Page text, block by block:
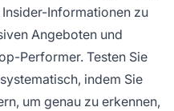
Informationen zu
Angeboten und
Performer. Testen Sie
indem Sie
um genau zu erkennen,